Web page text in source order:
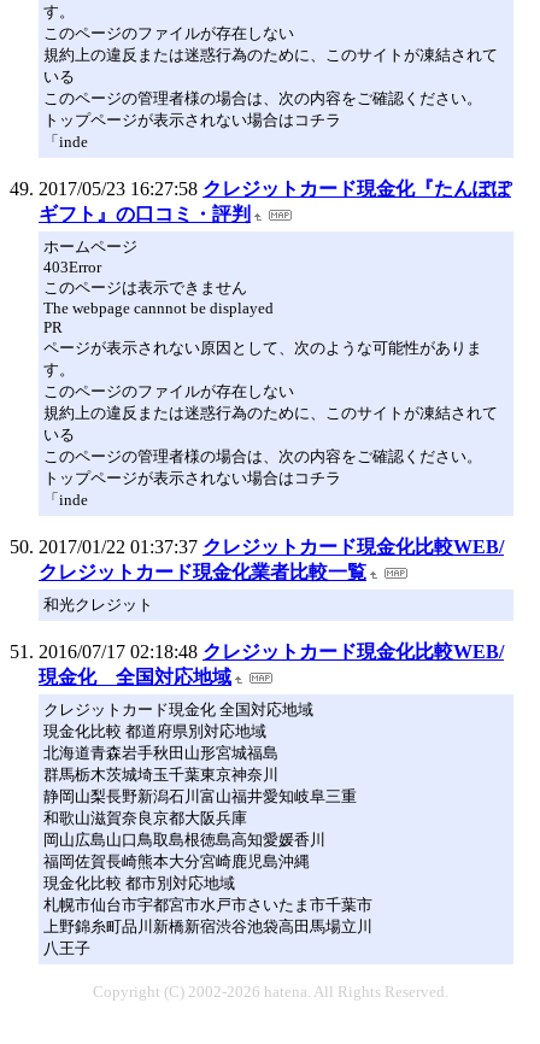
す。
このページのファイルが存在しない
規約上の違反または迷惑行為のために、このサイトが凍結されて
いる
このページの管理者様の場合は、次の内容をご確認ください。
トップページが表示されない場合はコチラ
「inde
2017/05/23 16:27:58 クレジットカード現金化『たんぽぽ
ギフト』の口コミ・評判
ホームページ
403Error
このページは表示できません
The webpage cannnot be displayed
PR
ページが表示されない原因として、次のような可能性がありま
す。
このページのファイルが存在しない
規約上の違反または迷惑行為のために、このサイトが凍結されて
いる
このページの管理者様の場合は、次の内容をご確認ください。
トップページが表示されない場合はコチラ
「inde
2017/01/22 01:37:37 クレジットカード現金化比較WEB/
クレジットカード現金化業者比較一覧
和光クレジット
2016/07/17 02:18:48 クレジットカード現金化比較WEB/
現金化 全国対応地域
クレジットカード現金化 全国対応地域
現金化比較 都道府県別対応地域
北海道青森岩手秋田山形宮城福島
群馬栃木茨城埼玉千葉東京神奈川
静岡山梨長野新潟石川富山福井愛知岐阜三重
和歌山滋賀奈良京都大阪兵庫
岡山広島山口鳥取島根徳島高知愛媛香川
福岡佐賀長崎熊本大分宮崎鹿児島沖縄
現金化比較 都市別対応地域
札幌市仙台市宇都宮市水戸市さいたま市千葉市
上野錦糸町品川新橋新宿渋谷池袋高田馬場立川
八王子
Copyright (C) 2002-2026 hatena. All Rights Reserved.